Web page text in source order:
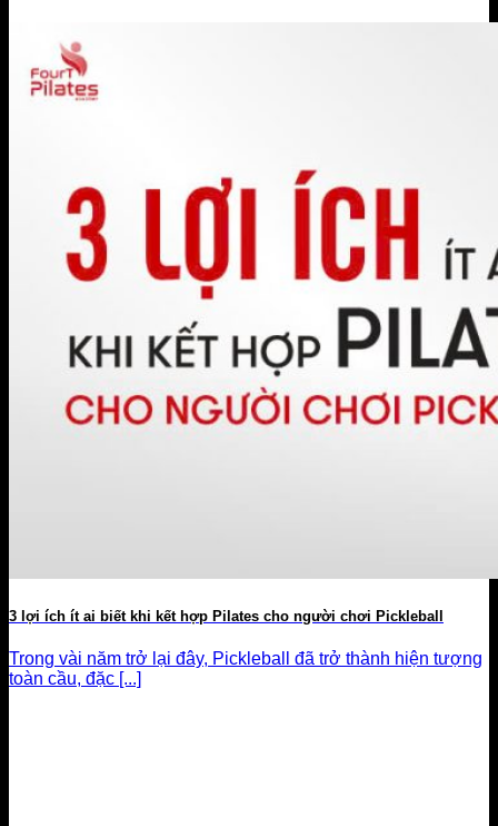
3 lợi ích ít ai biết khi kết hợp Pilates cho người chơi Pickleball
Trong vài năm trở lại đây, Pickleball đã trở thành hiện tượng
toàn cầu, đặc [...]